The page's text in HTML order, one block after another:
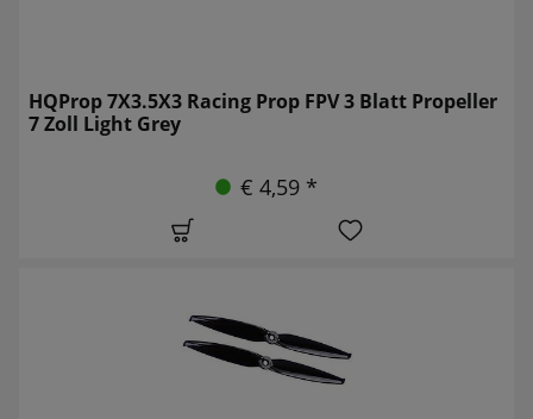
HQProp 7X3.5X3 Racing Prop FPV 3 Blatt Propeller
7 Zoll Light Grey
€ 4,59 *